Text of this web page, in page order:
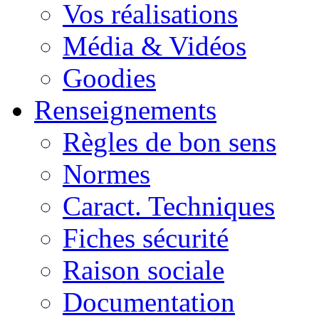
Vos réalisations
Média & Vidéos
Goodies
Renseignements
Règles de bon sens
Normes
Caract. Techniques
Fiches sécurité
Raison sociale
Documentation